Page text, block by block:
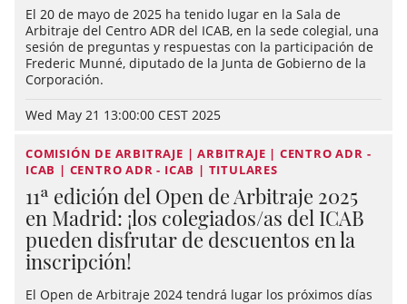
El 20 de mayo de 2025 ha tenido lugar en la Sala de
Arbitraje del Centro ADR del ICAB, en la sede colegial, una
sesión de preguntas y respuestas con la participación de
Frederic Munné, diputado de la Junta de Gobierno de la
Corporación.
Wed May 21 13:00:00 CEST 2025
COMISIÓN DE ARBITRAJE | ARBITRAJE | CENTRO ADR -
ICAB | CENTRO ADR - ICAB | TITULARES
11ª edición del Open de Arbitraje 2025
en Madrid: ¡los colegiados/as del ICAB
pueden disfrutar de descuentos en la
inscripción!
El Open de Arbitraje 2024 tendrá lugar los próximos días